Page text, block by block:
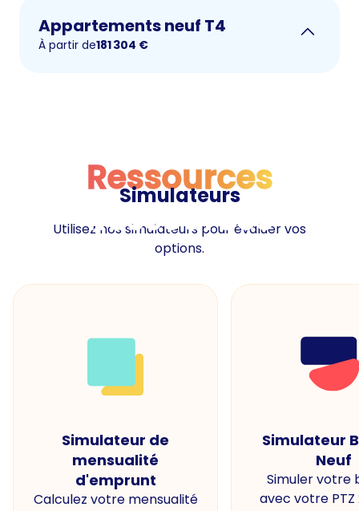
Appartements neuf T4
À partir de181 304 €
Ressources
Ressources
Simulateurs
Utilisez nos simulateurs pour évaluer vos
options.
Simulateur de
mensualité
d'emprunt
Calculez votre mensualité
Simulateur
Neuf
Simuler votre
avec votre PTZ